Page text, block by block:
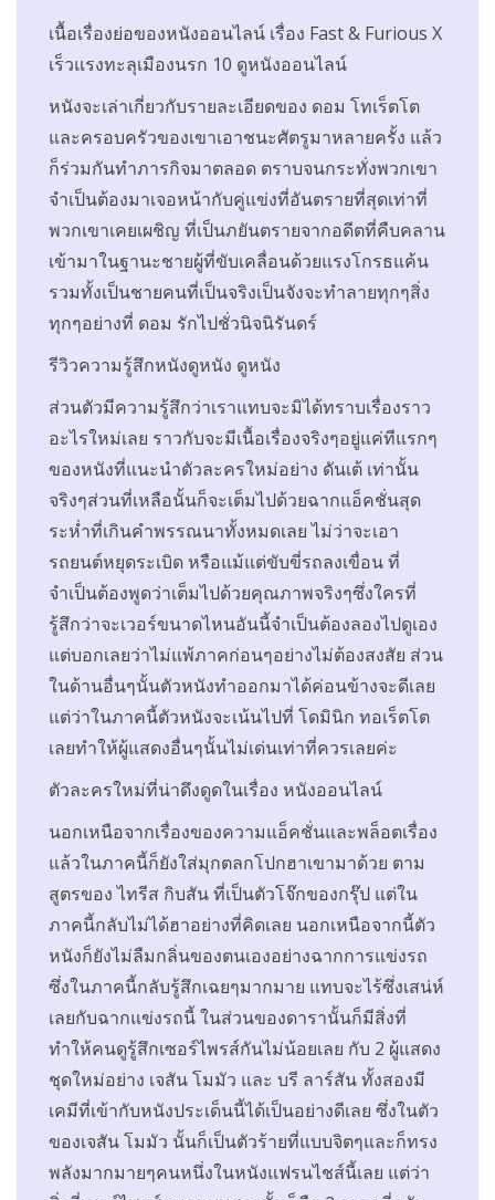
เนื้อเรื่องย่อของหนังออนไลน์ เรื่อง Fast & Furious X
เร็วแรงทะลุเมืองนรก 10 ดูหนังออนไลน์
หนังจะเล่าเกี่ยวกับรายละเอียดของ ดอม โทเร็ตโต
และครอบครัวของเขาเอาชนะศัตรูมาหลายครั้ง แล้ว
ก็ร่วมกันทำภารกิจมาตลอด ตราบจนกระทั่งพวกเขา
จำเป็นต้องมาเจอหน้ากับคู่แข่งที่อันตรายที่สุดเท่าที่
พวกเขาเคยเผชิญ ที่เป็นภยันตรายจากอดีตที่คืบคลาน
เข้ามาในฐานะชายผู้ที่ขับเคลื่อนด้วยแรงโกรธแค้น
รวมทั้งเป็นชายคนที่เป็นจริงเป็นจังจะทำลายทุกๆสิ่ง
ทุกๆอย่างที่ ดอม รักไปชั่วนิจนิรันดร์
รีวิวความรู้สึกหนังดูหนัง ดูหนัง
ส่วนตัวมีความรู้สึกว่าเราแทบจะมิได้ทราบเรื่องราว
อะไรใหม่เลย ราวกับจะมีเนื้อเรื่องจริงๆอยู่แค่ทีแรกๆ
ของหนังที่แนะนำตัวละครใหม่อย่าง ดันเต้ เท่านั้น
จริงๆส่วนที่เหลือนั้นก็จะเต็มไปด้วยฉากแอ็คชั่นสุด
ระห่ำที่เกินคำพรรณนาทั้งหมดเลย ไม่ว่าจะเอา
รถยนต์หยุดระเบิด หรือแม้แต่ขับขี่รถลงเขื่อน ที่
จำเป็นต้องพูดว่าเต็มไปด้วยคุณภาพจริงๆซึ่งใครที่
รู้สึกว่าจะเวอร์ขนาดไหนอันนี้จำเป็นต้องลองไปดูเอง
แต่บอกเลยว่าไม่แพ้ภาคก่อนๆอย่างไม่ต้องสงสัย ส่วน
ในด้านอื่นๆนั้นตัวหนังทำออกมาได้ค่อนข้างจะดีเลย
แต่ว่าในภาคนี้ตัวหนังจะเน้นไปที่ โดมินิก ทอเร็ตโต
เลยทำให้ผู้แสดงอื่นๆนั้นไม่เด่นเท่าที่ควรเลยค่ะ
ตัวละครใหม่ที่น่าดึงดูดในเรื่อง หนังออนไลน์
นอกเหนือจากเรื่องของความแอ็คชั่นและพล็อตเรื่อง
แล้วในภาคนี้ก็ยังใส่มุกตลกโปกฮาเขามาด้วย ตาม
สูตรของ ไทรีส กิบสัน ที่เป็นตัวโจ๊กของกรุ๊ป แต่ใน
ภาคนี้กลับไม่ได้ฮาอย่างที่คิดเลย นอกเหนือจากนี้ตัว
หนังก็ยังไม่ลืมกลิ่นของตนเองอย่างฉากการแข่งรถ
ซึ่งในภาคนี้กลับรู้สึกเฉยๆมากมาย แทบจะไร้ซึ่งเสน่ห์
เลยกับฉากแข่งรถนี้ ในส่วนของดารานั้นก็มีสิ่งที่
ทำให้คนดูรู้สึกเซอร์ไพรส์กันไม่น้อยเลย กับ 2 ผู้แสดง
ชุดใหม่อย่าง เจสัน โมมัว และ บรี ลาร์สัน ทั้งสองมี
เคมีที่เข้ากับหนังประเด็นนี้ได้เป็นอย่างดีเลย ซึ่งในตัว
ของเจสัน โมมัว นั้นก็เป็นตัวร้ายที่แบบจิตๆและก็ทรง
พลังมากมายๆคนหนึ่งในหนังแฟรนไชส์นี้เลย แต่ว่า